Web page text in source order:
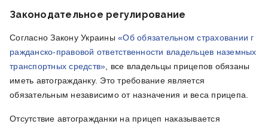
Законодательное регулирование
Согласно Закону Украины «Об обязательном страховании г
ражданско-правовой ответственности владельцев наземных
транспортных средств» , все владельцы прицепов обязаны
иметь автогражданку. Это требование является
обязательным независимо от назначения и веса прицепа.
Отсутствие автогражданки на прицеп наказывается